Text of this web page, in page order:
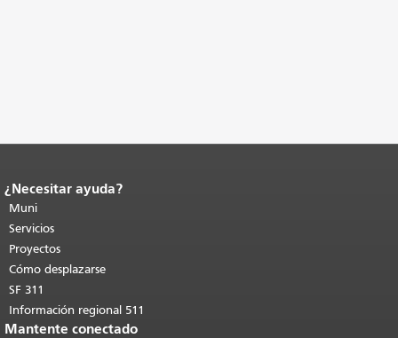
Fin del contenido de la página.
de esta página se repite en todas las
páginas.Volver al principio del
contenido principal
¿Necesitar ayuda?
Muni
Servicios
Proyectos
Cómo desplazarse
SF 311
Información regional 511
Mantente conectado